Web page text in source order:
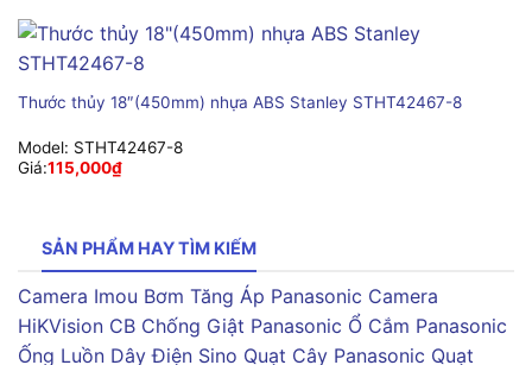
Thước thủy 18″(450mm) nhựa ABS Stanley STHT42467-8
Model: STHT42467-8
Giá:115,000₫
SẢN PHẨM HAY TÌM KIẾM
Camera Imou Bơm Tăng Áp Panasonic Camera
HiKVision CB Chống Giật Panasonic Ổ Cắm Panasonic
Ống Luồn Dây Điện Sino Quạt Cây Panasonic Quạt